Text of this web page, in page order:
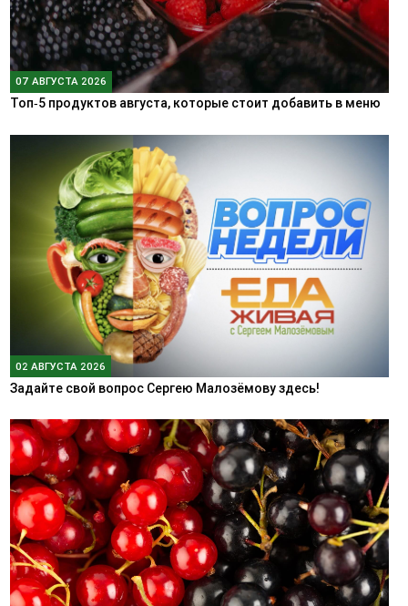
07 АВГУСТА 2026
Топ‑5 продуктов августа, которые стоит добавить в меню
02 АВГУСТА 2026
Задайте свой вопрос Сергею Малозёмову здесь!